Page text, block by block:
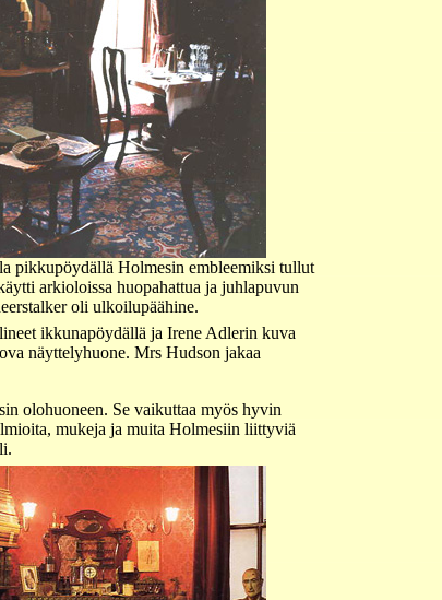
pikkupöydällä Holmesin embleemiksi tullut
arkioloissa huopahattua ja juhlapuvun
oli ulkoilupäähine.
ikkunapöydällä ja Irene Adlerin kuva
näyttelyhuone. Mrs Hudson jakaa
olohuoneen. Se vaikuttaa myös hyvin
mukeja ja muita Holmesiin liittyviä